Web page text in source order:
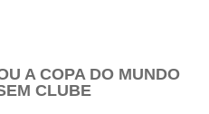
A COPA DO MUNDO
CLUBE